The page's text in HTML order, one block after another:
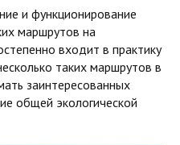
и функционирование
маршрутов на
входит в практику
таких маршрутов в
заинтересованных
общей экологической